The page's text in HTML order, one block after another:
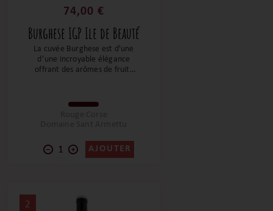
74,00 €
Burghese IGP Ile de Beauté
La cuvée Burghese est d'une
d’une incroyable élégance
offrant des arômes de fruits
exceptionnel pour un domaine
AJOUTER
2